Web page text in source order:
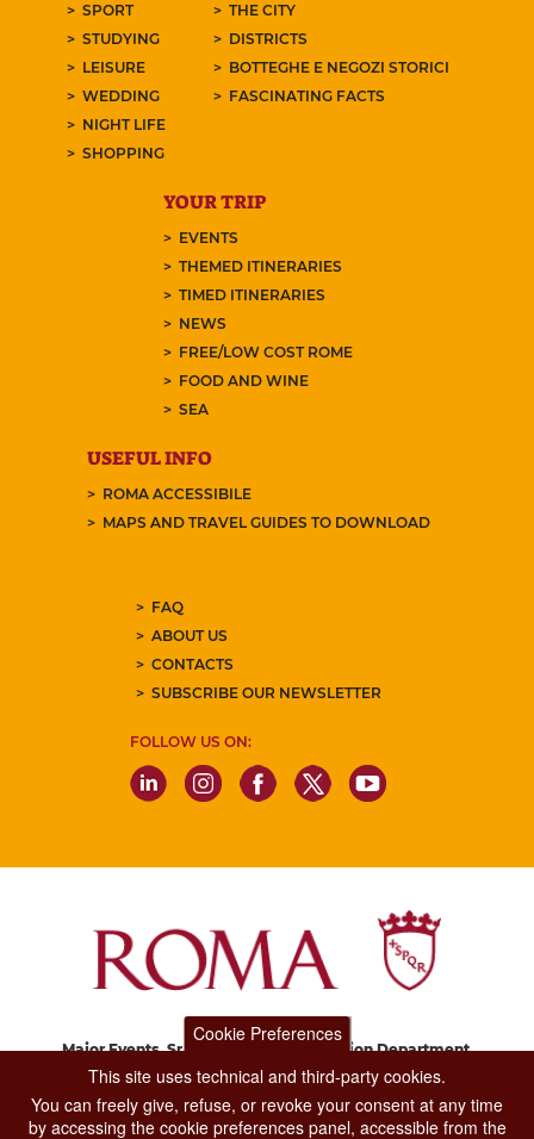
SPORT
STUDYING
LEISURE
WEDDING
NIGHT LIFE
SHOPPING
THE CITY
DISTRICTS
BOTTEGHE E NEGOZI STORICI
FASCINATING FACTS
YOUR TRIP
EVENTS
THEMED ITINERARIES
TIMED ITINERARIES
NEWS
FREE/LOW COST ROME
FOOD AND WINE
SEA
USEFUL INFO
ROMA ACCESSIBILE
MAPS AND TRAVEL GUIDES TO DOWNLOAD
FAQ
ABOUT US
CONTACTS
SUBSCRIBE OUR NEWSLETTER
FOLLOW US ON:
Major Events, Sport, Tourism and Fashion Department.
Via di San Basilio, 51
Cookie Preferences
This site uses technical and third-party cookies.
You can freely give, refuse, or revoke your consent at any time
by accessing the cookie preferences panel, accessible from the